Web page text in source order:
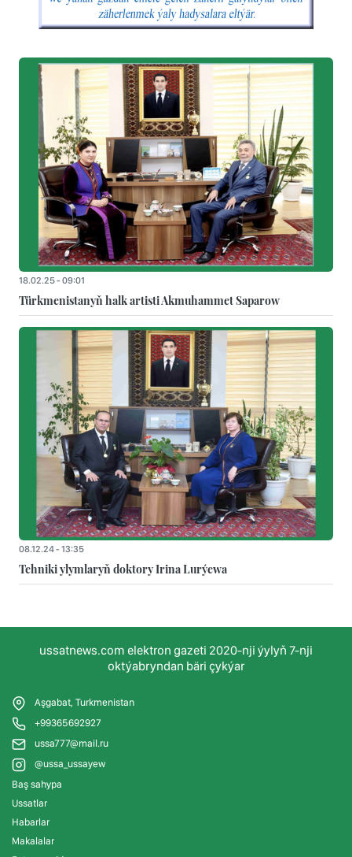
18.02.25 - 09:01
Türkmenistanyň halk artisti Akmuhammet Saparow
08.12.24 - 13:35
Tehniki ylymlaryň doktory Irina Lurýewa
ussatnews.com elektron gazeti 2020-nji ýylyň 7-nji
oktýabryndan bäri çykýar
Aşgabat, Turkmenistan
+99365692927
ussa777@mail.ru
@ussa_ussayew
Baş sahypa
Ussatlar
Habarlar
Makalalar